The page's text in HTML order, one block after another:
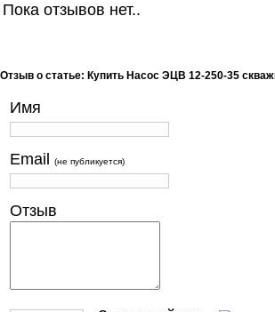
Пока отзывов нет..
Отзыв о статье: Купить Насос ЭЦВ 12-250-35
Имя
Email (не публикуется)
Отзыв